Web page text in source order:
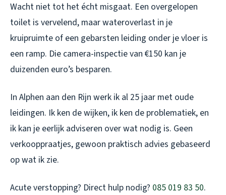
Wacht niet tot het écht misgaat. Een overgelopen
toilet is vervelend, maar wateroverlast in je
kruipruimte of een gebarsten leiding onder je vloer is
een ramp. Die camera-inspectie van €150 kan je
duizenden euro’s besparen.
In Alphen aan den Rijn werk ik al 25 jaar met oude
leidingen. Ik ken de wijken, ik ken de problematiek, en
ik kan je eerlijk adviseren over wat nodig is. Geen
verkooppraatjes, gewoon praktisch advies gebaseerd
op wat ik zie.
Acute verstopping? Direct hulp nodig? 085 019 83 50.